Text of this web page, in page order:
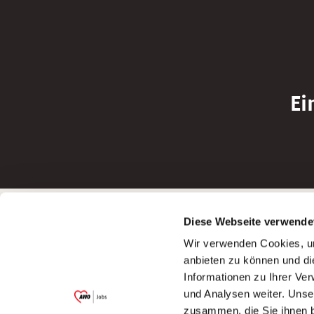
Diese Webseite
Wir verwenden Cookies,
anbieten zu können und
Informationen zu Ihrer
und Analysen weiter.
zusammen, die Sie ihnen
Garitz Bewirtschaftungsbetriebe GmbH
(Ein Tochterunternehmen des AWO
Bezirksverbandes Unterfranken e.V.)